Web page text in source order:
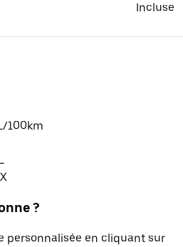
Incluse
100km
?
personnalisée en cliquant sur